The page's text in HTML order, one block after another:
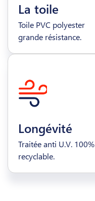
La toile
Toile PVC polyester
grande résistance.
Longévité
Traitée anti U.V. 100%
recyclable.